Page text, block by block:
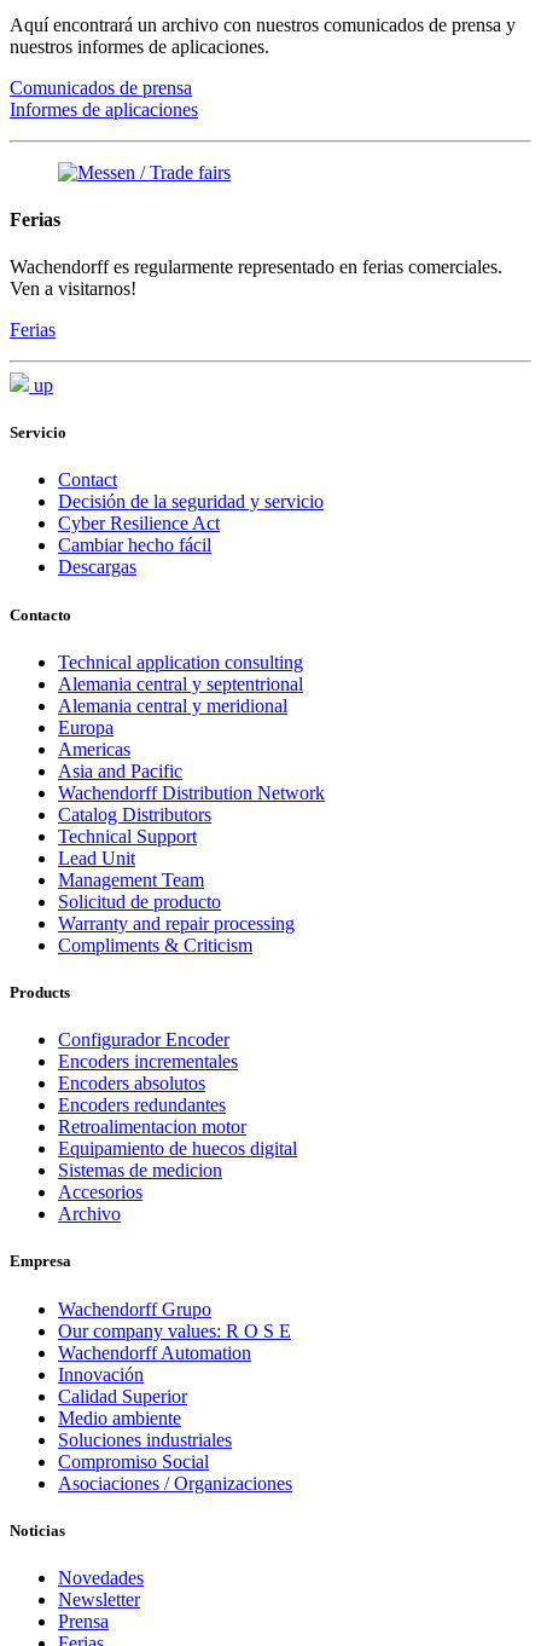
Aquí encontrará un archivo con nuestros comunicados de prensa y
nuestros informes de aplicaciones.
Comunicados de prensa
Informes de aplicaciones
Ferias
Wachendorff es regularmente representado en ferias comerciales.
Ven a visitarnos!
Ferias
up
Servicio
Contact
Decisión de la seguridad y servicio
Cyber Resilience Act
Cambiar hecho fácil
Descargas
Contacto
Technical application consulting
Alemania central y septentrional
Alemania central y meridional
Europa
Americas
Asia and Pacific
Wachendorff Distribution Network
Catalog Distributors
Technical Support
Lead Unit
Management Team
Solicitud de producto
Warranty and repair processing
Compliments & Criticism
Products
Configurador Encoder
Encoders incrementales
Encoders absolutos
Encoders redundantes
Retroalimentacion motor
Equipamiento de huecos digital
Sistemas de medicion
Accesorios
Archivo
Empresa
Wachendorff Grupo
Our company values: R O S E
Wachendorff Automation
Innovación
Calidad Superior
Medio ambiente
Soluciones industriales
Compromiso Social
Asociaciones / Organizaciones
Noticias
Novedades
Newsletter
Prensa